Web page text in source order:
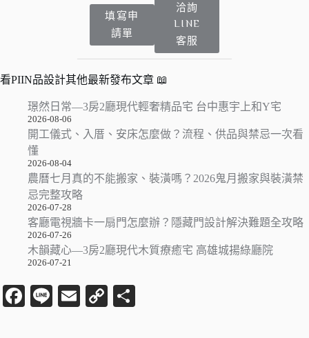
填寫申
請單
洽詢
LINE
客服
看PIIN品設計其他最新發布文章 📖
璟然日常—3房2廳現代輕奢精品宅 台中惠宇上和Y宅
2026-08-06
開工儀式、入厝、安床怎麼做？流程、供品與禁忌一次看
懂
2026-08-04
農曆七月真的不能搬家、裝潢嗎？2026鬼月搬家與裝潢禁
忌完整攻略
2026-07-28
客廳電視牆卡一扇門怎麼辦？隱藏門設計解決難題全攻略
2026-07-26
木韻藏心—3房2廳現代木質療癒宅 高雄城揚綠廳院
2026-07-21
Fa Li
E
C